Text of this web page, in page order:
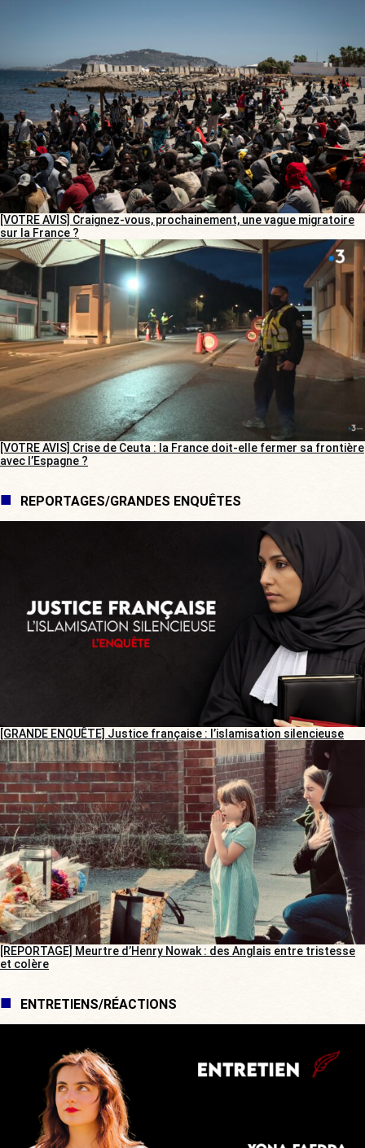
[VOTRE AVIS] Craignez-vous, prochainement, une vague migratoire
sur la France ?
[VOTRE AVIS] Crise de Ceuta : la France doit-elle fermer sa frontière
avec l’Espagne ?
REPORTAGES/GRANDES ENQUÊTES
[GRANDE ENQUÊTE] Justice française : l’islamisation silencieuse
[REPORTAGE] Meurtre d’Henry Nowak : des Anglais entre tristesse
et colère
ENTRETIENS/RÉACTIONS